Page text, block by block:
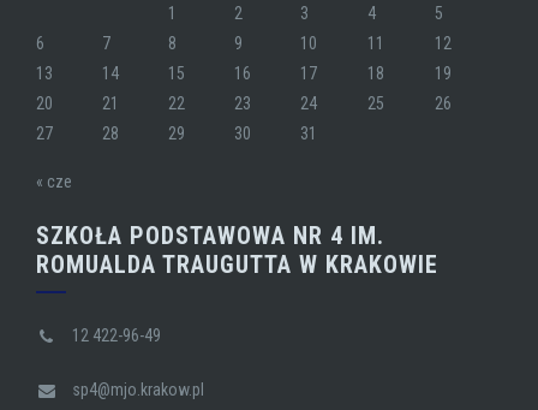
1
2 3 4
5
6
7 8 9 10 11
12
13
14 15 16 17 18
19
20
21 22 23 24 25
26
27
28 29 30 31
« cze
SZKOŁA PODSTAWOWA NR 4 IM.
ROMUALDA TRAUGUTTA W KRAKOWIE
12 422-96-49
sp4@mjo.krakow.pl